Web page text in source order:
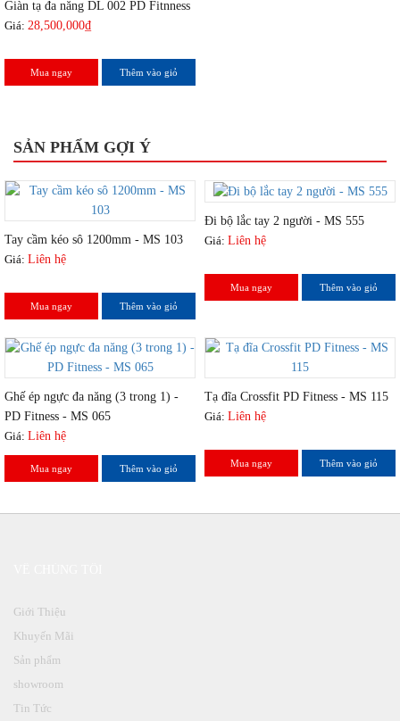
Giàn tạ đa năng DL 002 PD Fitnness
Giá: 28,500,000₫
Mua ngay Thêm vào giỏ
SẢN PHẨM GỢI Ý
Tay cầm kéo sô 1200mm - MS 103
Giá: Liên hệ
Mua ngay Thêm vào giỏ
Đi bộ lắc tay 2 người - MS 555
Giá: Liên hệ
Mua ngay Thêm vào giỏ
Ghế ép ngực đa năng (3 trong 1) -
PD Fitness - MS 065
Giá: Liên hệ
Mua ngay Thêm vào giỏ
Tạ đĩa Crossfit PD Fitness - MS 115
Giá: Liên hệ
Mua ngay Thêm vào giỏ
Giới Thiệu
Khuyến Mãi
Sản phẩm
showroom
Tin Tức